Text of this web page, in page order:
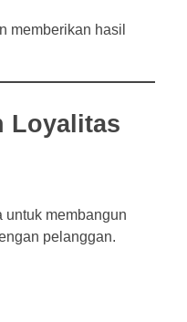
memberikan hasil
Loyalitas
untuk membangun
pelanggan.